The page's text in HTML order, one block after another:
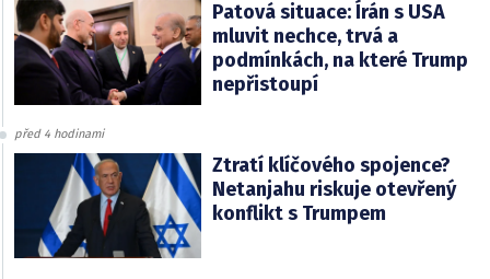
Patová situace: Írán s USA
mluvit nechce, trvá a
podmínkách, na které Trump
nepřistoupí
před 4 hodinami
Ztratí klíčového spojence?
Netanjahu riskuje otevřený
konflikt s Trumpem